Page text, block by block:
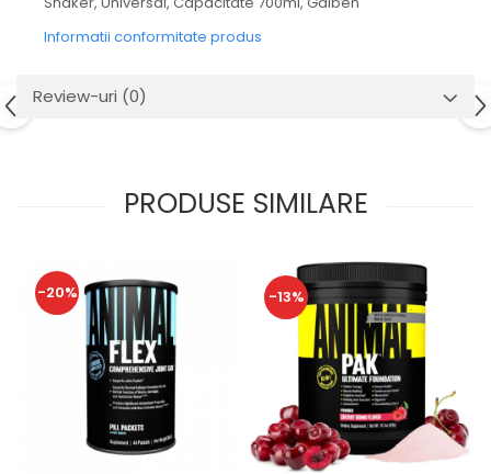
Informatii conformitate produs
Review-uri (0)
PRODUSE SIMILARE
-20% -13%